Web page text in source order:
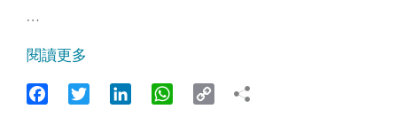
…
閱讀更多
FacebookTwitter LinkedIn WhatsApp
Copy